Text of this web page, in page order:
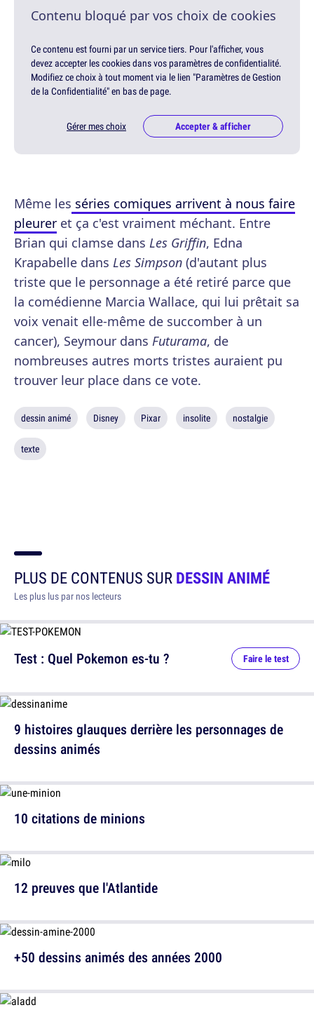
Contenu bloqué par vos choix de cookies
Ce contenu est fourni par un service tiers. Pour l'afficher, vous
devez accepter les cookies dans vos paramètres de confidentialité.
Modifiez ce choix à tout moment via le lien "Paramètres de Gestion
de la Confidentialité" en bas de page.
Gérer mes choix Accepter & afficher
Même les séries comiques arrivent à nous faire
pleurer et ça c'est vraiment méchant. Entre
Brian qui clamse dans Les Griffin, Edna
Krapabelle dans Les Simpson (d'autant plus
triste que le personnage a été retiré parce que
la comédienne Marcia Wallace, qui lui prêtait sa
voix venait elle-même de succomber à un
cancer), Seymour dans Futurama, de
nombreuses autres morts tristes auraient pu
trouver leur place dans ce vote.
dessin animé Disney Pixar insolite nostalgie
texte
PLUS DE CONTENUS SURDESSIN ANIMÉ
Les plus lus par nos lecteurs
Test : Quel Pokemon es-tu ? Faire le test
10 citations de minions
+50 dessins animés des années 2000
9 histoires glauques derrière les personnages de
dessins animés
12 preuves que l'Atlantide